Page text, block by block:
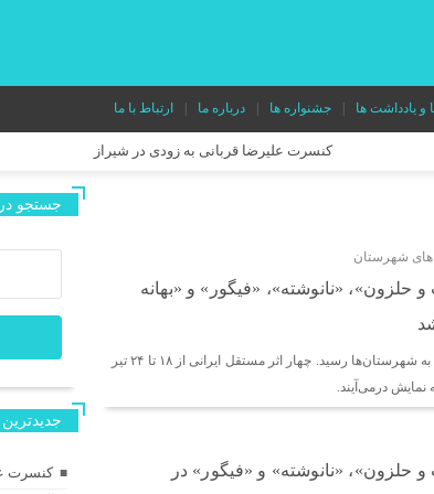
و یادداشت ها جشنواره ها درباره ما ارتباط با ما
علیرضا قربانی به زودی در شیراز
در راه ایتالیا/ موفقیت تازه برای مدرسه فیلم پدرام صدرائی
دوم اجرای نمایش «میان دو نفس» در تئاتر هامون
آغاز اجرا در عمارت هما؛ پوستر نمایش «وانیا و سونیا و ماشا و
شهرستان
«نانوشته»، «فیگور» و «بهانه
اکران فیلم‌های متفاوت گروه «هنر و تجربه» به شهرستان‌ها رسید. چهار اثر مستقل ایرانی از ۱۸ تا ۲۴ تیر
درمی‌آیند.
«نانوشته» و «فیگور» در
جستجو
جديدترين
کنسرت